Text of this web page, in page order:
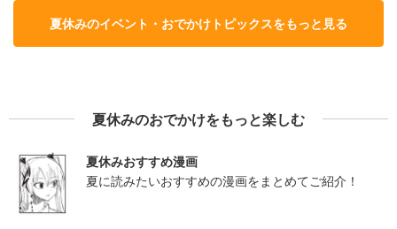
夏休みのイベント・おでかけトピックスをもっと見る
夏休みのおでかけをもっと楽しむ
夏休みおすすめ漫画
夏に読みたいおすすめの漫画をまとめてご紹介！